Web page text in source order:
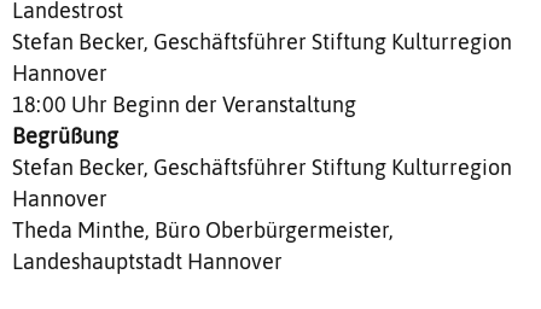
Landestrost
Stefan Becker, Geschäftsführer Stiftung Kulturregion
Hannover
18:00 Uhr Beginn der Veranstaltung
Begrüßung
Stefan Becker, Geschäftsführer Stiftung Kulturregion
Hannover
Theda Minthe, Büro Oberbürgermeister,
Landeshauptstadt Hannover